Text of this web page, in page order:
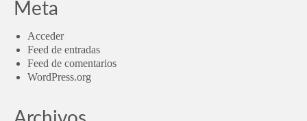
Meta
Acceder
Feed de entradas
Feed de comentarios
WordPress.org